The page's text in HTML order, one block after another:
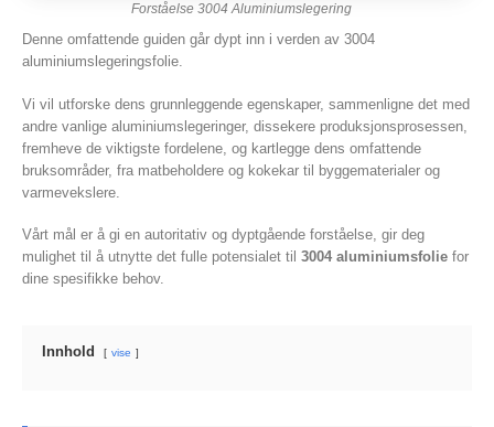
Forståelse 3004 Aluminiumslegering
Denne omfattende guiden går dypt inn i verden av 3004
aluminiumslegeringsfolie.
Vi vil utforske dens grunnleggende egenskaper, sammenligne det med
andre vanlige aluminiumslegeringer, dissekere produksjonsprosessen,
fremheve de viktigste fordelene, og kartlegge dens omfattende
bruksområder, fra matbeholdere og kokekar til byggematerialer og
varmevekslere.
Vårt mål er å gi en autoritativ og dyptgående forståelse, gir deg
mulighet til å utnytte det fulle potensialet til 3004 aluminiumsfolie for
dine spesifikke behov.
Innhold vise